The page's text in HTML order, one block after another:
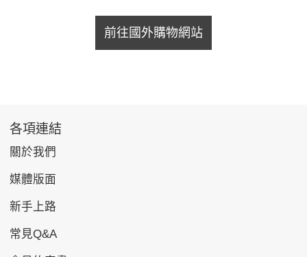
前往國外購物網站
各項連結
關於我們
媒體版面
新手上路
常見Q&A